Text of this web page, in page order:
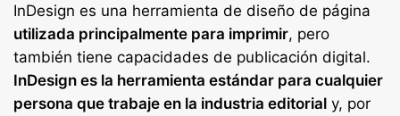
InDesign es una herramienta de diseño de página
utilizada principalmente para imprimir, pero
también tiene capacidades de publicación digital.
InDesign es la herramienta estándar para cualquier
persona que trabaje en la industria editorial y, por